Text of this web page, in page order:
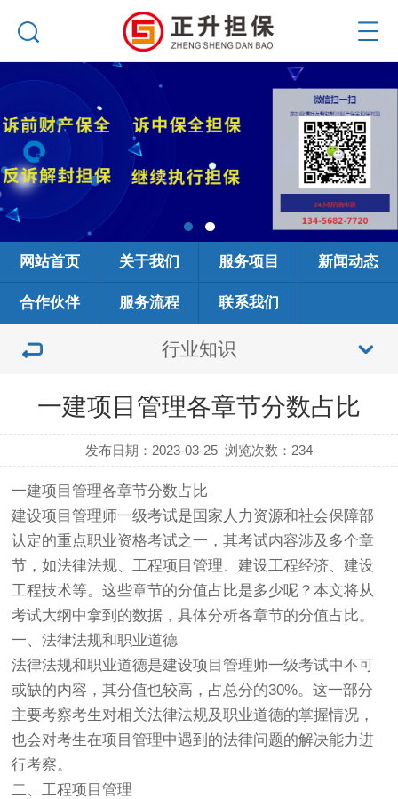
网站首页 关于我们 服务项目 新闻动态
合作伙伴 服务流程 联系我们
行业知识
一建项目管理各章节分数占比
发布日期：2023-03-25 浏览次数： 234
一建项目管理各章节分数占比
建设项目管理师一级考试是国家人力资源和社会保障部
认定的重点职业资格考试之一，其考试内容涉及多个章
节，如法律法规、工程项目管理、建设工程经济、建设
工程技术等。这些章节的分值占比是多少呢？本文将从
考试大纲中拿到的数据，具体分析各章节的分值占比。
一、法律法规和职业道德
法律法规和职业道德是建设项目管理师一级考试中不可
或缺的内容，其分值也较高，占总分的30%。这一部分
主要考察考生对相关法律法规及职业道德的掌握情况，
也会对考生在项目管理中遇到的法律问题的解决能力进
行考察。
二、工程项目管理